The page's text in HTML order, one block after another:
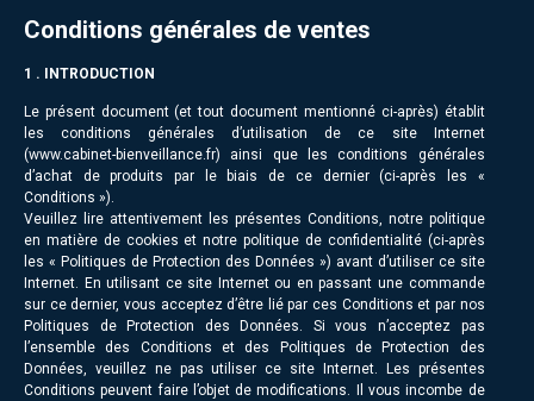
Conditions générales de ventes
1 . INTRODUCTION
Le présent document (et tout document mentionné ci-après) établit
les conditions générales d’utilisation de ce site Internet
(www.cabinet-bienveillance.fr) ainsi que les conditions générales
d’achat de produits par le biais de ce dernier (ci-après les «
Conditions »).
Veuillez lire attentivement les présentes Conditions, notre politique
en matière de cookies et notre politique de confidentialité (ci-après
les « Politiques de Protection des Données ») avant d’utiliser ce site
Internet. En utilisant ce site Internet ou en passant une commande
sur ce dernier, vous acceptez d’être lié par ces Conditions et par nos
Politiques de Protection des Données. Si vous n’acceptez pas
l’ensemble des Conditions et des Politiques de Protection des
Données, veuillez ne pas utiliser ce site Internet. Les présentes
Conditions peuvent faire l’objet de modifications. Il vous incombe de